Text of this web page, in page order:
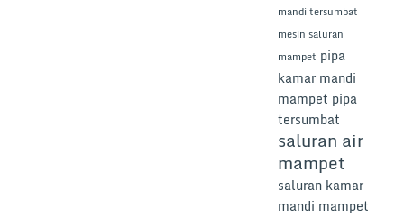
mandi tersumbat
mesin saluran
mampet pipa
kamar mandi
mampet pipa
tersumbat
saluran air
mampet
saluran kamar
mandi mampet